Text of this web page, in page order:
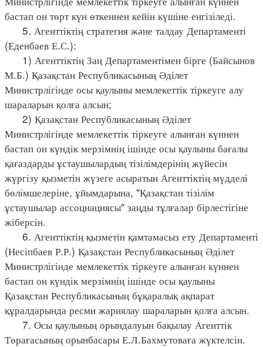
бастап он төрт күн өткеннен кейін күшіне енгізіледі.
5. Агенттіктің стратегия және талдау Департаменті
(Еденбаев Е.С.):
1) Агенттіктің Заң Департаментімен бірге (Байсынов
М.Б.) Қазақстан Республикасының Әділет
Министрлігінде осы қаулыны мемлекеттік тіркеуге алу
шараларын қолға алсын;
2) Қазақстан Республикасының Әділет
Министрлігінде мемлекеттік тіркеуге алынған күннен
бастап он күндік мерзімнің ішінде осы қаулыны бағалы
қағаздарды ұстаушылардың тізілімдерінің жүйесін
жүргізу қызметін жүзеге асыратын Агенттіктің мүдделі
бөлімшелеріне, ұйымдарына, "Қазақстан тізілім
ұстаушылар ассоциациясы" заңды тұлғалар бірлестігіне
жіберсін.
6. Агенттіктің қызметін қамтамасыз ету Департаменті
(Несіпбаев Р.Р.) Қазақстан Республикасының Әділет
Министрлігінде мемлекеттік тіркеуге алынған күннен
бастап он күндік мерзімнің ішінде осы қаулыны
Қазақстан Республикасының бұқаралық ақпарат
құралдарында ресми жариялау шараларын қолға алсын.
7. Осы қаулының орындалуын бақылау Агенттік
Төрағасының орынбасары Е.Л.Бахмутоваға жүктелсін.